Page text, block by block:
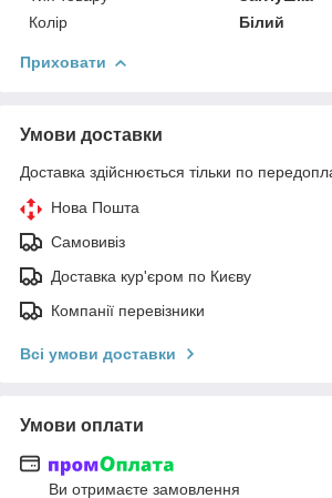
Колір
Білий
Приховати
Умови доставки
Доставка здійснюється тільки по
Нова Пошта
Самовивіз
Доставка кур'єром по Києву
Компанії перевізники
Всі умови доставки
Умови оплати
Ви отримаєте замовлення